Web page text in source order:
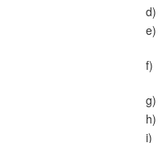
d)
e)
f)
g)
h)
i)